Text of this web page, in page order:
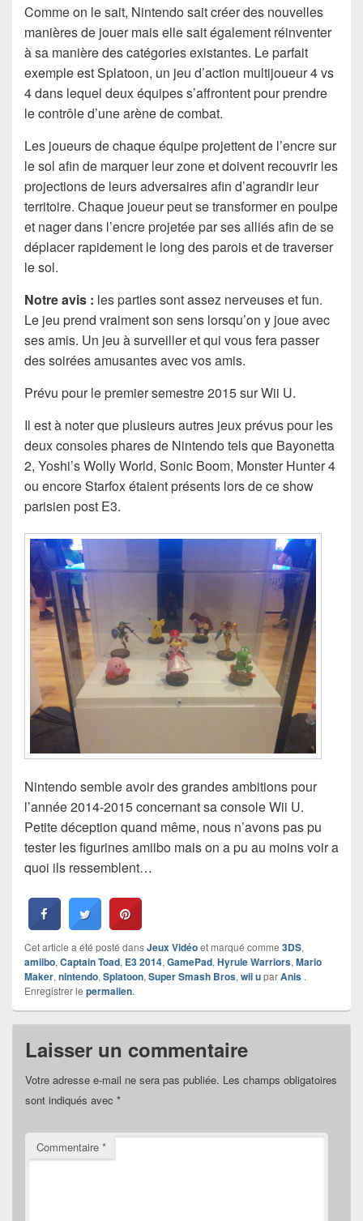
Comme on le sait, Nintendo sait créer des nouvelles
manières de jouer mais elle sait également réinventer
à sa manière des catégories existantes. Le parfait
exemple est Splatoon, un jeu d’action multijoueur 4 vs
4 dans lequel deux équipes s’affrontent pour prendre
le contrôle d’une arène de combat.
Les joueurs de chaque équipe projettent de l’encre sur
le sol afin de marquer leur zone et doivent recouvrir les
projections de leurs adversaires afin d’agrandir leur
territoire. Chaque joueur peut se transformer en poulpe
et nager dans l’encre projetée par ses alliés afin de se
déplacer rapidement le long des parois et de traverser
le sol.
Notre avis : les parties sont assez nerveuses et fun.
Le jeu prend vraiment son sens lorsqu’on y joue avec
ses amis. Un jeu à surveiller et qui vous fera passer
des soirées amusantes avec vos amis.
Prévu pour le premier semestre 2015 sur Wii U.
Il est à noter que plusieurs autres jeux prévus pour les
deux consoles phares de Nintendo tels que Bayonetta
2, Yoshi’s Wolly World, Sonic Boom, Monster Hunter 4
ou encore Starfox étaient présents lors de ce show
parisien post E3.
Nintendo semble avoir des grandes ambitions pour
l’année 2014-2015 concernant sa console Wii U.
Petite déception quand même, nous n’avons pas pu
tester les figurines amiibo mais on a pu au moins voir a
quoi ils ressemblent…
Cet article a été posté dansJeux Vidéoet marqué comme 3DS,
amiibo, Captain Toad, E3 2014, GamePad, Hyrule Warriors, Mario
Maker, nintendo, Splatoon, Super Smash Bros, wii uparAnis .
Enregistrer le permalien.
Laisser un commentaire
Votre adresse e-mail ne sera pas publiée. Les champs obligatoires
sont indiqués avec *
Commentaire *